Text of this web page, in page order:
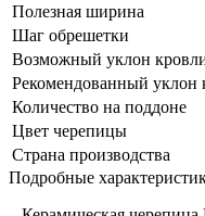
Полезная ширина
Шаг обрешетки
Возможный уклон
Рекомендованный уклон
Количество на поддоне
Цвет черепицы
Страна производства
Подробные